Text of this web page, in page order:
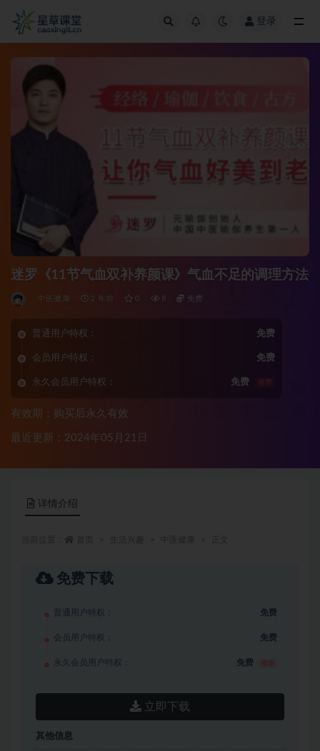
登录
迷罗《11节气血双补养颜课》气血不足的调理方法
中医健康 2 年前 0 8 免费
普通用户特权： 免费
会员用户特权： 免费
永久会员用户特权： 免费 推荐
有效期：购买后永久有效
最近更新：2024年05月21日
详情介绍
免费下载
普通用户特权： 免费
会员用户特权： 免费
永久会员用户特权： 免费
立即下载
其他信息